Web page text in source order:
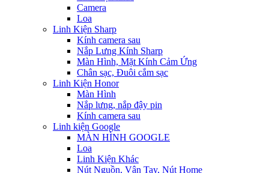
Camera
Loa
Linh Kiện Sharp
Kính camera sau
Nắp Lưng Kính Sharp
Màn Hình, Mặt Kính Cảm Ứng
Chân sạc, Đuôi cắm sạc
Linh Kiện Honor
Màn Hình
Nắp lưng, nắp đậy pin
Kính camera sau
Linh kiện Google
MÀN HÌNH GOOGLE
Loa
Linh Kiện Khác
Nút Nguồn, Vân Tay, Nút Home